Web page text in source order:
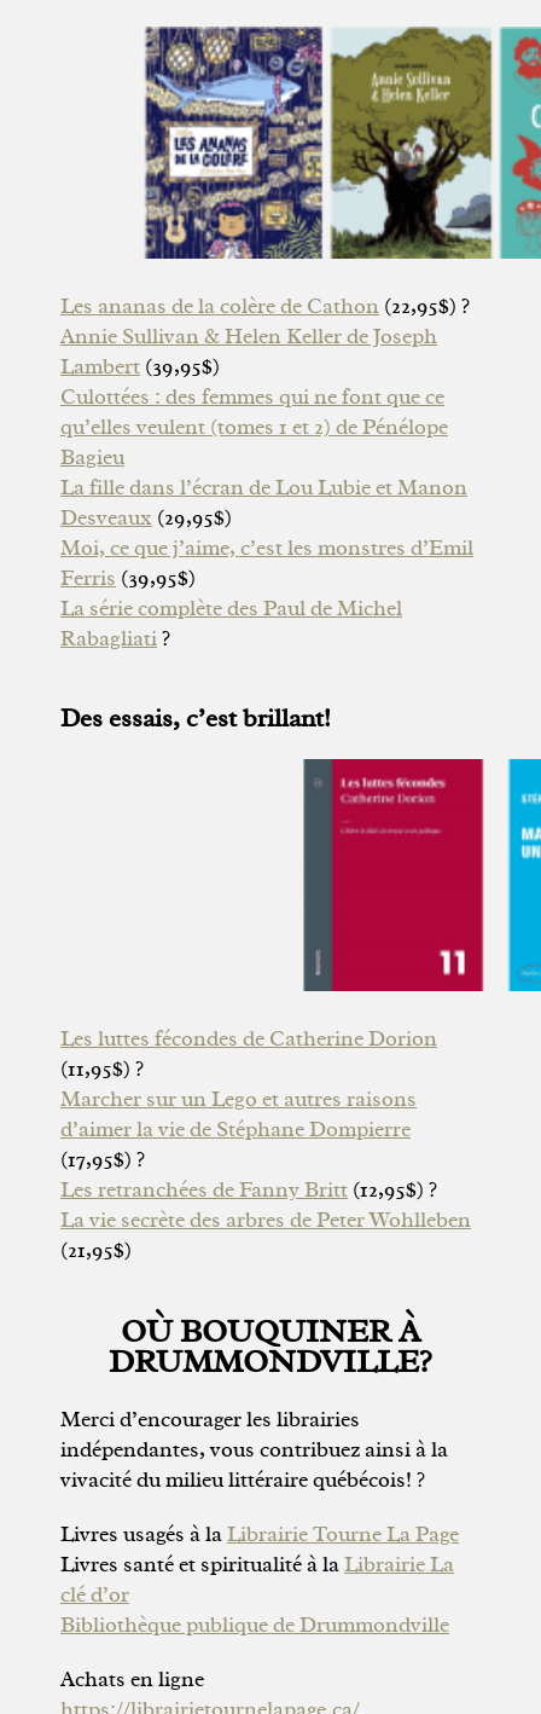
Les ananas de la colère de Cathon (22,95$) ?
Annie Sullivan & Helen Keller de Joseph
Lambert (39,95$)
Culottées : des femmes qui ne font que ce
qu’elles veulent (tomes 1 et 2) de Pénélope
Bagieu
La fille dans l’écran de Lou Lubie et Manon
Desveaux (29,95$)
Moi, ce que j’aime, c’est les monstres d’Emil
Ferris (39,95$)
La série complète des Paul de Michel
Rabagliati?
Des essais, c’est brillant!
Les luttes fécondes de Catherine Dorion
(11,95$) ?
Marcher sur un Lego et autres raisons
d’aimer la vie de Stéphane Dompierre
(17,95$) ?
Les retranchées de Fanny Britt (12,95$) ?
La vie secrète des arbres de Peter Wohlleben
(21,95$)
OÙ BOUQUINER À
DRUMMONDVILLE?
Merci d’encourager les librairies
indépendantes, vous contribuez ainsi à la
vivacité du milieu littéraire québécois! ?
Livres usagés à laLibrairie Tourne La Page
Livres santé et spiritualité à laLibrairie La
clé d’or
Bibliothèque publique de Drummondville
Achats en ligne
https://librairietournelapage.ca/